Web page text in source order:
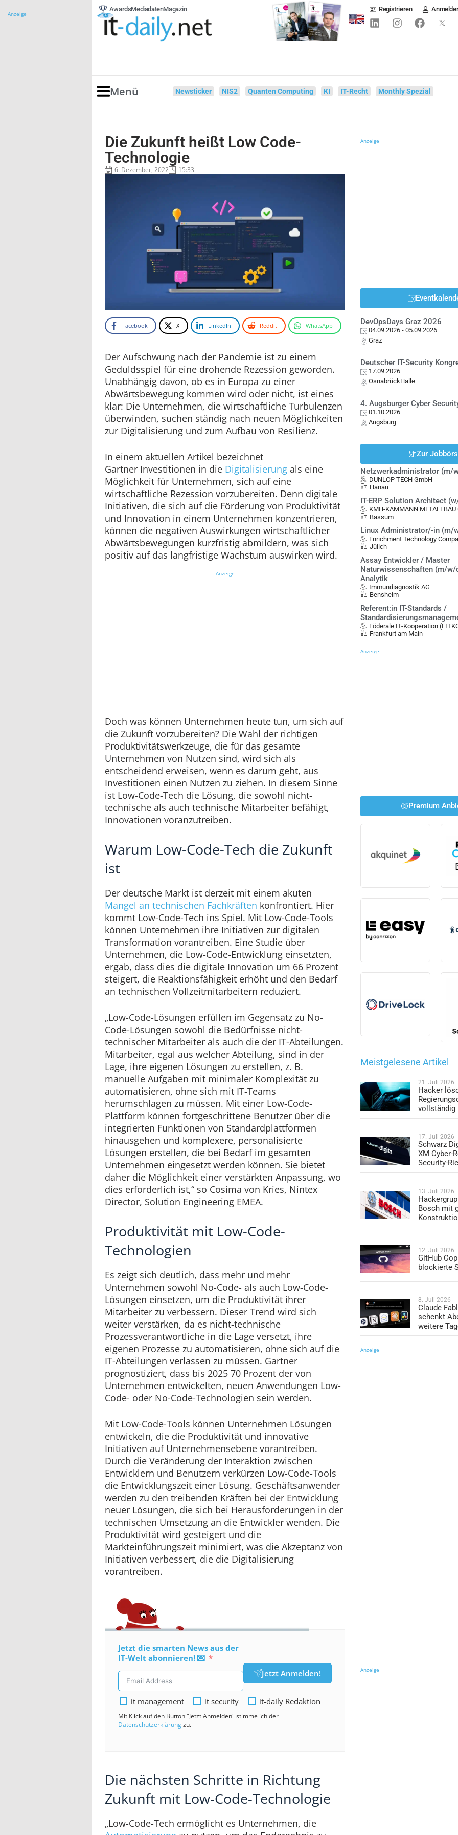
Anzeige
AwardsMediadatenMagazin Registrieren
Menü Newsticker NIS2 Quanten Computing KI IT-Recht Monthly Spezial
Die Zukunft heißt Low Code-
Technologie
6. Dezember, 2022 15:33
Facebook X LinkedIn Reddit WhatsApp
Der Aufschwung nach der Pandemie ist zu einem
Geduldsspiel für eine drohende Rezession geworden.
Unabhängig davon, ob es in Europa zu einer
Abwärtsbewegung kommen wird oder nicht, ist eines
klar: Die Unternehmen, die wirtschaftliche Turbulenzen
überwinden, suchen ständig nach neuen Möglichkeiten
zur Digitalisierung und zum Aufbau von Resilienz.
In einem aktuellen Artikel bezeichnet
Gartner Investitionen in die Digitalisierung als eine
Möglichkeit für Unternehmen, sich auf eine
wirtschaftliche Rezession vorzubereiten. Denn digitale
Initiativen, die sich auf die Förderung von Produktivität
und Innovation in einem Unternehmen konzentrieren,
können die negativen Auswirkungen wirtschaftlicher
Abwärtsbewegungen kurzfristig abmildern, was sich
positiv auf das langfristige Wachstum auswirken wird.
Anzeige
Doch was können Unternehmen heute tun, um sich auf
die Zukunft vorzubereiten? Die Wahl der richtigen
Produktivitätswerkzeuge, die für das gesamte
Unternehmen von Nutzen sind, wird sich als
entscheidend erweisen, wenn es darum geht, aus
Investitionen einen Nutzen zu ziehen. In diesem Sinne
ist Low-Code-Tech die Lösung, die sowohl nicht-
technische als auch technische Mitarbeiter befähigt,
Innovationen voranzutreiben.
Warum Low-Code-Tech die Zukunft
ist
Der deutsche Markt ist derzeit mit einem akuten
Mangel an technischen Fachkräften konfrontiert. Hier
kommt Low-Code-Tech ins Spiel. Mit Low-Code-Tools
können Unternehmen ihre Initiativen zur digitalen
Transformation vorantreiben. Eine Studie über
Unternehmen, die Low-Code-Entwicklung einsetzten,
ergab, dass dies die digitale Innovation um 66 Prozent
steigert, die Reaktionsfähigkeit erhöht und den Bedarf
an technischen Vollzeitmitarbeitern reduziert.
„Low-Code-Lösungen erfüllen im Gegensatz zu No-
Code-Lösungen sowohl die Bedürfnisse nicht-
technischer Mitarbeiter als auch die der IT-Abteilungen.
Mitarbeiter, egal aus welcher Abteilung, sind in der
Lage, ihre eigenen Lösungen zu erstellen, z. B.
manuelle Aufgaben mit minimaler Komplexität zu
automatisieren, ohne sich mit IT-Teams
herumschlagen zu müssen. Mit einer Low-Code-
Plattform können fortgeschrittene Benutzer über die
integrierten Funktionen von Standardplattformen
hinausgehen und komplexere, personalisierte
Lösungen erstellen, die bei Bedarf im gesamten
Unternehmen eingesetzt werden können. Sie bietet
daher die Möglichkeit einer verstärkten Anpassung, wo
dies erforderlich ist,“ so Cosima von Kries, Nintex
Director, Solution Engineering EMEA.
Produktivität mit Low-Code-
Technologien
Es zeigt sich deutlich, dass mehr und mehr
Unternehmen sowohl No-Code- als auch Low-Code-
Lösungen einsetzen, um die Produktivität ihrer
Mitarbeiter zu verbessern. Dieser Trend wird sich
weiter verstärken, da es nicht-technische
Prozessverantwortliche in die Lage versetzt, ihre
eigenen Prozesse zu automatisieren, ohne sich auf die
IT-Abteilungen verlassen zu müssen. Gartner
prognostiziert, dass bis 2025 70 Prozent der von
Unternehmen entwickelten, neuen Anwendungen Low-
Code- oder No-Code-Technologien sein werden.
Mit Low-Code-Tools können Unternehmen Lösungen
entwickeln, die die Produktivität und innovative
Initiativen auf Unternehmensebene vorantreiben.
Durch die Veränderung der Interaktion zwischen
Entwicklern und Benutzern verkürzen Low-Code-Tools
die Entwicklungszeit einer Lösung. Geschäftsanwender
werden zu den treibenden Kräften bei der Entwicklung
neuer Lösungen, die sich bei Herausforderungen in der
technischen Umsetzung an die Entwickler wenden. Die
Produktivität wird gesteigert und die
Markteinführungszeit minimiert, was die Akzeptanz von
Initiativen verbessert, die die Digitalisierung
vorantreiben.
Jetzt die smarten News aus der
IT-Welt abonnieren! 💌
Jetzt Anmelden!
it management it security it-daily Redaktion
Mit Klick auf den Button "Jetzt Anmelden" stimme ich der
Datenschutzerklärungzu.
Die nächsten Schritte in Richtung
Zukunft mit Low-Code-Technologie
„Low-Code-Tech ermöglicht es Unternehmen, die
Anzeige
DevOpsDays Graz 2026
04.09.2026 - 05.09.2026
Graz
Deutscher IT-Security
17.09.2026
OsnabrückHalle
4. Augsburger Cyber
01.10.2026
Augsburg
Zur
Netzwerkadministrator (m/
DUNLOP TECH GmbH
Hanau
IT-ERP Solution Architect
KMH-KAMMANN METALLBAU
Bassum
Linux Administrator/-in (m/
Enrichment Technology
Jülich
Assay Entwickler / Master
Naturwissenschaften (m/w/
Analytik
Immundiagnostik AG
Bensheim
Referent:in IT-Standards /
Föderale IT-Kooperation
Frankfurt am Main
Anzeige
Premium
Meistgelesene Artikel
21. Juli 2026
Hacker
vollständig
17. Juli 2026
Schwarz
XM Cyber-
Security-
13. Juli 2026
Bosch mit
12. Juli 2026
GitHub
blockierte
8. Juli 2026
Claude
schenkt
weitere
Anzeige
Anzeige